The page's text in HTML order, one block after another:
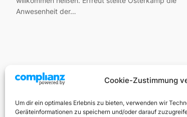
Cookie-Zustimmung
Um dir ein optimales Erlebnis zu bieten, verwenden wir
Geräteinformationen zu speichern und/oder darauf
Anwesenheit der…